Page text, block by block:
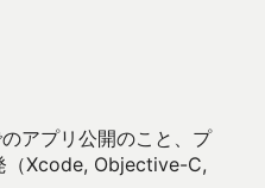
アプリ公開のこと、プ
（Xcode, Objective-C,